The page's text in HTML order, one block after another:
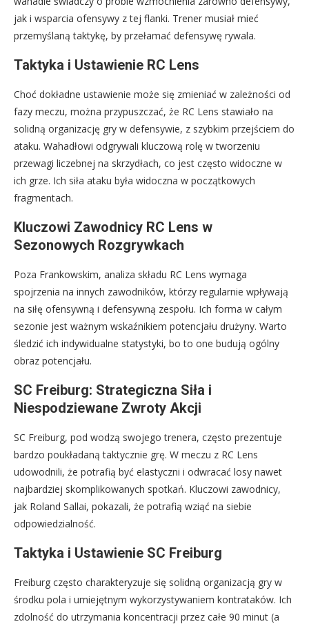
jak i wsparcia ofensywy z tej flanki. Trener musiał mieć
przemyślaną taktykę, by przełamać defensywę rywala.
Taktyka i Ustawienie RC Lens
Choć dokładne ustawienie może się zmieniać w zależności od
fazy meczu, można przypuszczać, że RC Lens stawiało na
solidną organizację gry w defensywie, z szybkim przejściem do
ataku. Wahadłowi odgrywali kluczową rolę w tworzeniu
przewagi liczebnej na skrzydłach, co jest często widoczne w
ich grze. Ich siła ataku była widoczna w początkowych
fragmentach.
Kluczowi Zawodnicy RC Lens w
Sezonowych Rozgrywkach
Poza Frankowskim, analiza składu RC Lens wymaga
spojrzenia na innych zawodników, którzy regularnie wpływają
na siłę ofensywną i defensywną zespołu. Ich forma w całym
sezonie jest ważnym wskaźnikiem potencjału drużyny. Warto
śledzić ich indywidualne statystyki, bo to one budują ogólny
obraz potencjału.
SC Freiburg: Strategiczna Siła i
Niespodziewane Zwroty Akcji
SC Freiburg, pod wodzą swojego trenera, często prezentuje
bardzo poukładaną taktycznie grę. W meczu z RC Lens
udowodnili, że potrafią być elastyczni i odwracać losy nawet
najbardziej skomplikowanych spotkań. Kluczowi zawodnicy,
jak Roland Sallai, pokazali, że potrafią wziąć na siebie
odpowiedzialność.
Taktyka i Ustawienie SC Freiburg
Freiburg często charakteryzuje się solidną organizacją gry w
środku pola i umiejętnym wykorzystywaniem kontrataków. Ich
zdolność do utrzymania koncentracji przez całe 90 minut (a